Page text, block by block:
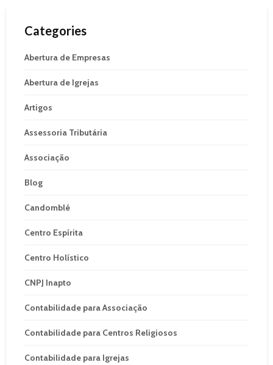
Categories
Abertura de Empresas
Abertura de Igrejas
Artigos
Assessoria Tributária
Associação
Blog
Candomblé
Centro Espírita
Centro Holístico
CNPJ Inapto
Contabilidade para Associação
Contabilidade para Centros Religiosos
Contabilidade para Igrejas